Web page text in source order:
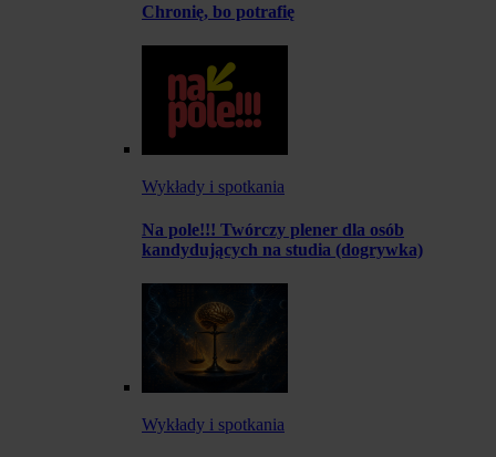
Chronię, bo potrafię
Wykłady i spotkania
Na pole!!! Twórczy plener dla osób
kandydujących na studia (dogrywka)
Wykłady i spotkania